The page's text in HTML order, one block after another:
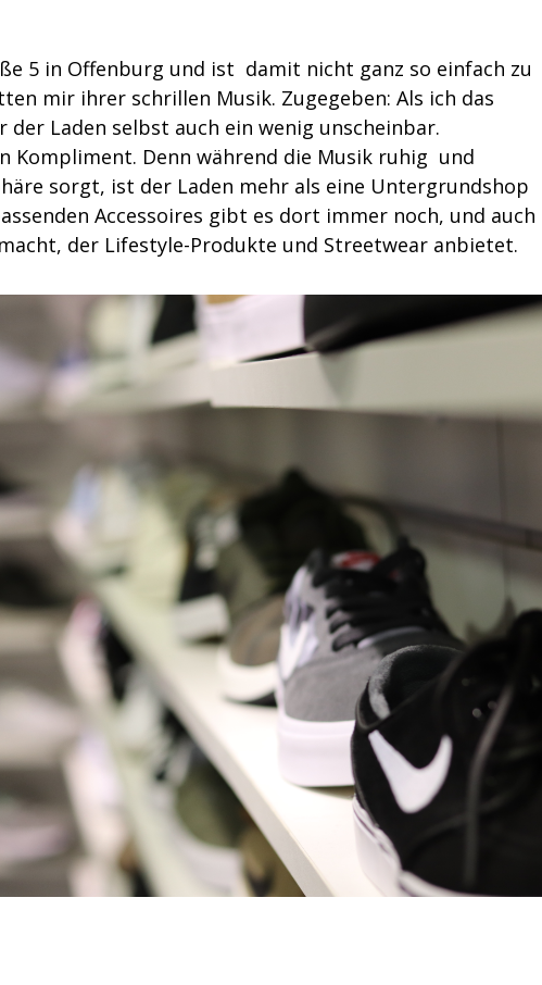
5 in Offenburg und ist damit nicht ganz so einfach zu
mir ihrer schrillen Musik. Zugegeben: Als ich das
Laden selbst auch ein wenig unscheinbar.
Kompliment. Denn während die Musik ruhig und
sorgt, ist der Laden mehr als eine Untergrundshop
Accessoires gibt es dort immer noch, und auch
der Lifestyle-Produkte und Streetwear anbietet.